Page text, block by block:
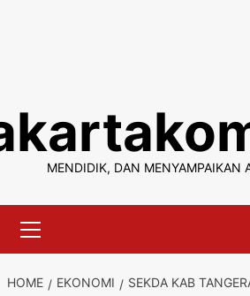
content
MENDIDIK, DAN MENYAMPAIKAN
Menu
HOME EKONOMI
SEKDA KAB